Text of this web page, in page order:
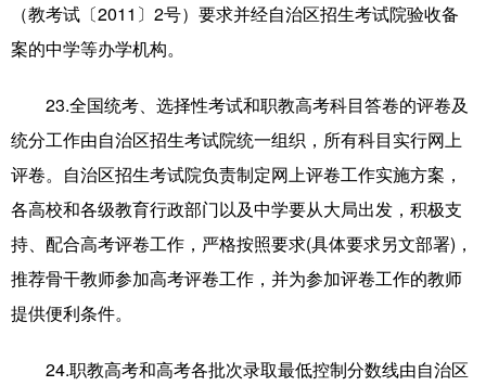
（教考试〔2011〕2号）要求并经自治区招生考试院验收备
案的中学等办学机构。
23.全国统考、选择性考试和职教高考科目答卷的评卷及
统分工作由自治区招生考试院统一组织，所有科目实行网上
评卷。自治区招生考试院负责制定网上评卷工作实施方案，
各高校和各级教育行政部门以及中学要从大局出发，积极支
持、配合高考评卷工作，严格按照要求(具体要求另文部署)，
推荐骨干教师参加高考评卷工作，并为参加评卷工作的教师
提供便利条件。
24.职教高考和高考各批次录取最低控制分数线由自治区